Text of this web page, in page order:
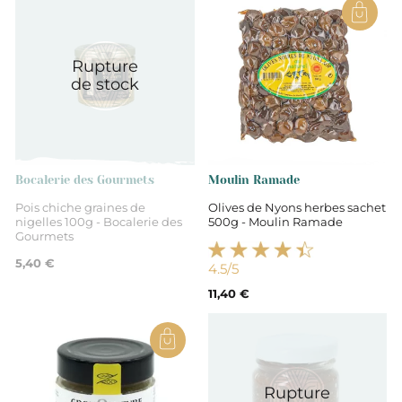
Provence-Alpes-Côte d'Azur
Haricots rouges 30,5% (haricots, eau,
huile de colza, maïs 5,8% (maïs, eau, sucre), concentré
de tomates 4%, vinaigre, oignon en poudre, sel de
Guérande, épices 1,2%, ail, persil.
Tartinables
Rupture
de stock
Bocalerie des Gourmets
Pois chiche graines de
nigelles 100g - Bocalerie des
Gourmets
5,40 €
Moulin Ramade
Olives de Nyons herbes sachet
500g - Moulin Ramade
4.5/5
11,40 €
Rupture